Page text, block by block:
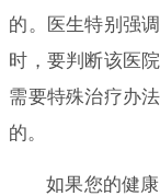
的。医生特别强
时，要判断该医
需要特殊治疗办
的。
如果您的健